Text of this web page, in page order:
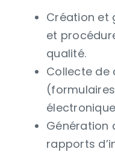
Création et
et
qualité.
Collecte de
Génération
rapports